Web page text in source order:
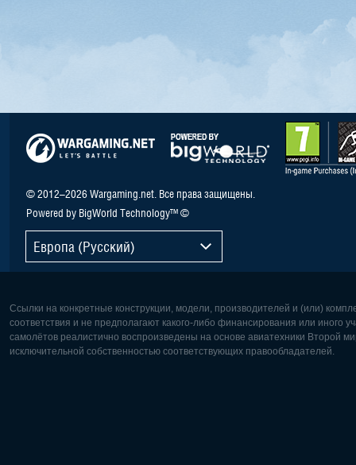
© 2012–2026 Wargaming.net. Все права защищены.
Powered by BigWorld Technology™ ©
Европа (Русский)
Ссылки на конкретные конструкции, модели, производителей и (или)
соответствия и не предполагают какого-либо финансирования или иного
самолётов реалистично воспроизведены на основе авиатехники Второй
исключительной собственностью соответствующих правообладателей.